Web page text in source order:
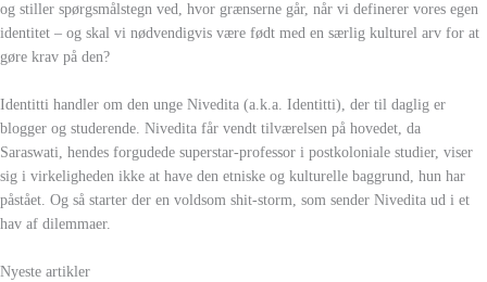
og stiller spørgsmålstegn ved, hvor grænserne går, når vi definerer vores egen
identitet – og skal vi nødvendigvis være født med en særlig kulturel arv for at
gøre krav på den?
Identitti handler om den unge Nivedita (a.k.a. Identitti), der til daglig er
blogger og studerende. Nivedita får vendt tilværelsen på hovedet, da
Saraswati, hendes forgudede superstar-professor i postkoloniale studier, viser
sig i virkeligheden ikke at have den etniske og kulturelle baggrund, hun har
påstået. Og så starter der en voldsom shit-storm, som sender Nivedita ud i et
hav af dilemmaer.
Nyeste artikler